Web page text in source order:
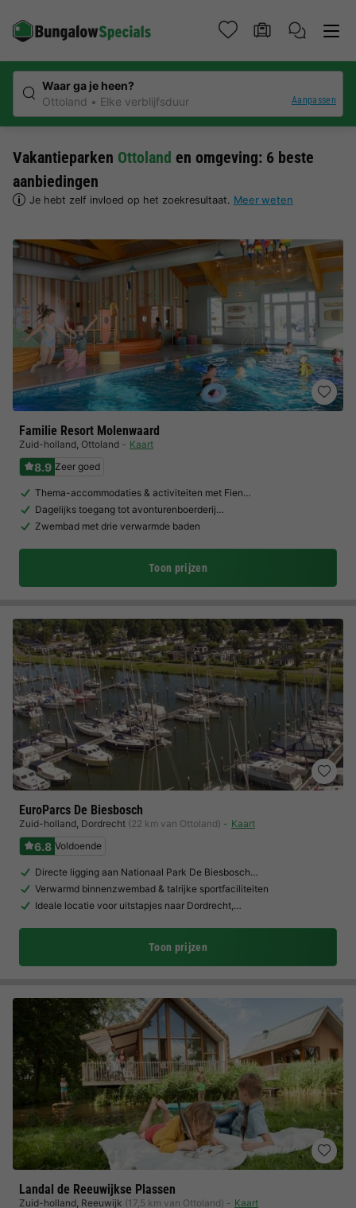
Waar ga je heen?
Ottoland
Elke verblijfsduur Aanpassen
Vakantieparken Ottoland en omgeving: 6 beste
aanbiedingen
Je hebt zelf invloed op het zoekresultaat. Meer weten
Familie Resort Molenwaard
Zuid-holland, Ottoland Kaart
8.9 Zeer goed
Thema-accommodaties & activiteiten met Fien…
Dagelijks toegang tot avonturenboerderij…
Zwembad met drie verwarmde baden
Toon prijzen
EuroParcs De Biesbosch
Zuid-holland, Dordrecht (22 km van Ottoland) Kaart
6.8 Voldoende
Directe ligging aan Nationaal Park De Biesbosch…
Verwarmd binnenzwembad & talrijke sportfaciliteiten
Ideale locatie voor uitstapjes naar Dordrecht,…
Toon prijzen
Landal de Reeuwijkse Plassen
Zuid-holland, Reeuwijk (17,5 km van Ottoland) Kaart